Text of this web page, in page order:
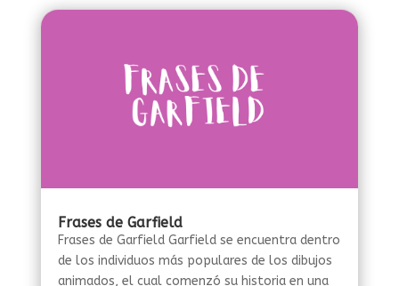
Frases de Garfield
Frases de Garfield Garfield se encuentra dentro
de los individuos más populares de los dibujos
animados, el cual comenzó su historia en una